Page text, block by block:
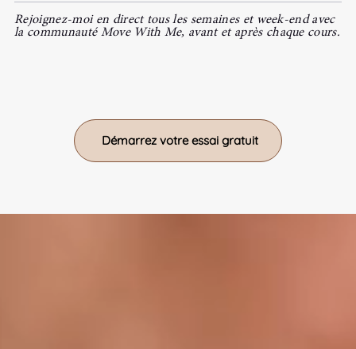
Rejoignez-moi en direct tous les semaines et week-end avec
la communauté Move With Me, avant et après chaque cours.
Démarrez votre essai gratuit